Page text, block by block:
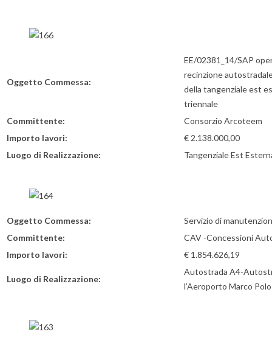
Oggetto Commessa:
EE/02381_14/SAP
recinzione
della tangenziale est
triennale
Committente:
Consorzio Arcoteem
Importo lavori:
€ 2.138.000,00
Luogo di Realizzazione:
Tangenziale Est
Oggetto Commessa:
Servizio di
Committente:
CAV -Concessioni
Importo lavori:
€ 1.854.626,19
Luogo di Realizzazione:
Autostrada A4-
l’Aeroporto Marco Polo